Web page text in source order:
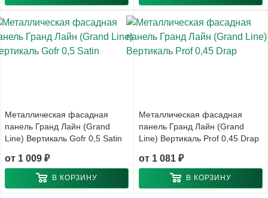
Металлическая фасадная
панель Гранд Лайн (Grand
Line) Вертикаль Gofr 0,5 Satin
от 1 009 ₽
В КОРЗИНУ
Металлическая фасадная
панель Гранд Лайн (Grand
Line) Вертикаль Prof 0,45 Drap
от 1 081 ₽
В КОРЗИНУ